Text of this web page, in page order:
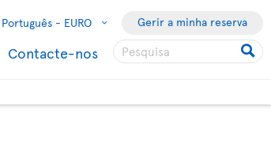
Português - EURO Gerir a minha reserva
Contacte-nos